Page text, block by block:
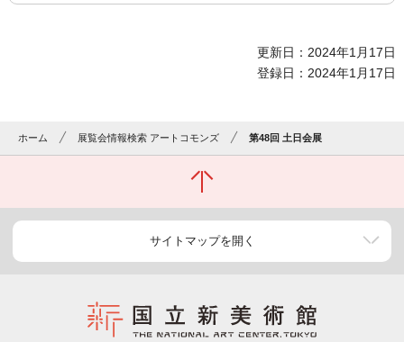
更新日：2024年1月17日
登録日：2024年1月17日
ホーム 展覧会情報検索 アートコモンズ 第48回 土日会展
サイトマップを開く